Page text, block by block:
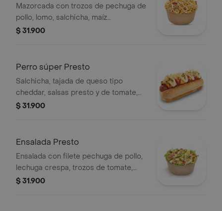
Mazorcada con trozos de pechuga de
pollo, lomo, salchicha, maíz
desgranado, queso mozzarella, papa
$ 31.900
Perro súper Presto
Salchicha, tajada de queso tipo
cheddar, salsas presto y de tomate,
pepinillos, cebolla y papa perro
$ 31.900
Ensalada Presto
Ensalada con filete pechuga de pollo,
lechuga crespa, trozos de tomate,
maíz, queso mozzarella, champiñones
$ 31.900